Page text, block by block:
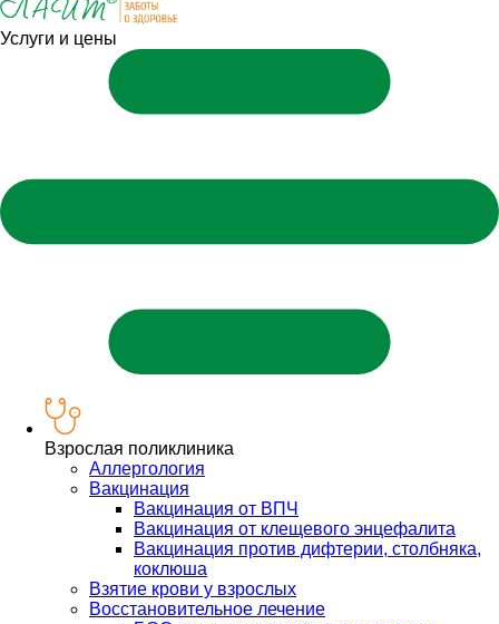
Услуги и цены
Взрослая поликлиника
Аллергология
Вакцинация
Вакцинация от ВПЧ
Вакцинация от клещевого энцефалита
Вакцинация против дифтерии, столбняка,
коклюша
Взятие крови у взрослых
Восстановительное лечение